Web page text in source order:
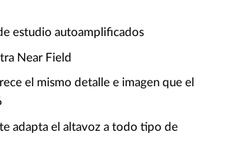
estudio autoamplificados
Near Field
el mismo detalle e imagen que el
adapta el altavoz a todo tipo de